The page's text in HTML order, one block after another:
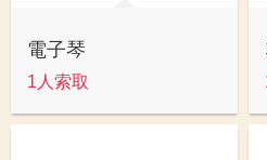
電子琴
1人索取